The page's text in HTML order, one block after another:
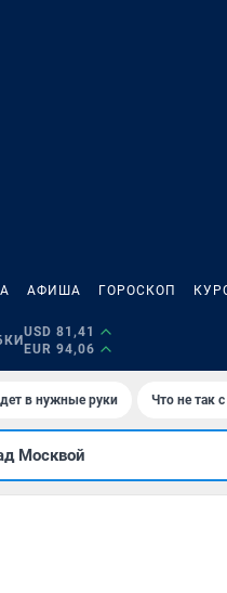
АФИША ГОРОСКОП
USD 81,41
EUR 94,06
в нужные руки Что не так
Москвой